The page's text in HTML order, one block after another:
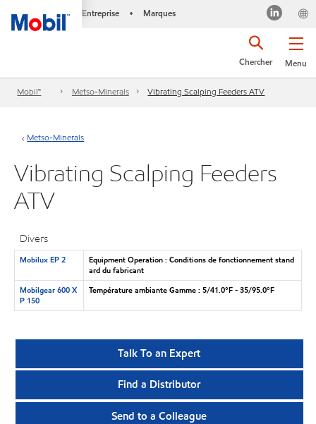
Entreprise • Marques
Menu
Chercher
Mobil™ Metso-Minerals Vibrating Scalping Feeders ATV
Metso-Minerals
Vibrating Scalping Feeders
ATV
Divers
Mobilux EP 2
Equipment Operation : Conditions de fonctionnement stand
ard du fabricant
Mobilgear 600 X
P 150
Température ambiante Gamme : 5/41.0°F - 35/95.0°F
Talk To an Expert
Find a Distributor
Send to a Colleague